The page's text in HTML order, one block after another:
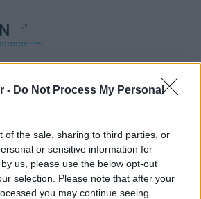
- Do Not Process My Personal
of the sale, sharing to third parties, or
or sensitive information for
us, please use the below opt-out
selection. Please note that after your
you may continue seeing
πρόκληση η
2.627,95 μονάδες ο Γενικός
άνοδο 0,15%